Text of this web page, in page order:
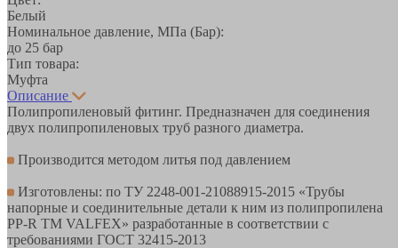
Белый
Номинальное давление, МПа (Бар):
до 25 бар
Тип товара:
Муфта
Описание
Полипропиленовый фитинг. Предназначен для соединения
двух полипропиленовых труб разного диаметра.
Производится методом литья под давлением
Изготовлены: по ТУ 2248-001-21088915-2015 «Трубы
напорные и соединительные детали к ним из полипропилена
PP-R ТМ VALFEX» разработанные в соответствии с
требованиями ГОСТ 32415-2013